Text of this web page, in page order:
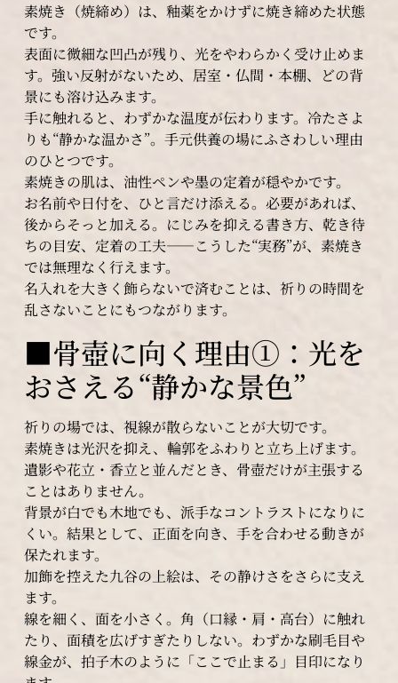
素焼き（焼締め）は、釉薬をかけずに焼き締めた状態
です。
表面に微細な凹凸が残り、光をやわらかく受け止めま
す。強い反射がないため、居室・仏間・本棚、どの背
景にも溶け込みます。
手に触れると、わずかな温度が伝わります。冷たさよ
りも“静かな温かさ”。手元供養の場にふさわしい理由
のひとつです。
素焼きの肌は、油性ペンや墨の定着が穏やかです。
お名前や日付を、ひと言だけ添える。必要があれば、
後からそっと加える。にじみを抑える書き方、乾き待
ちの目安、定着の工夫――こうした“実務”が、素焼き
では無理なく行えます。
名入れを大きく飾らないで済むことは、祈りの時間を
乱さないことにもつながります。
■骨壺に向く理由①：光を
おさえる“静かな景色”
祈りの場では、視線が散らないことが大切です。
素焼きは光沢を抑え、輪郭をふわりと立ち上げます。
遺影や花立・香立と並んだとき、骨壺だけが主張する
ことはありません。
背景が白でも木地でも、派手なコントラストになりに
くい。結果として、正面を向き、手を合わせる動きが
保たれます。
加飾を控えた九谷の上絵は、その静けさをさらに支え
ます。
線を細く、面を小さく。角（口縁・肩・高台）に触れ
たり、面積を広げすぎたりしない。わずかな刷毛目や
線金が、拍子木のように「ここで止まる」目印になり